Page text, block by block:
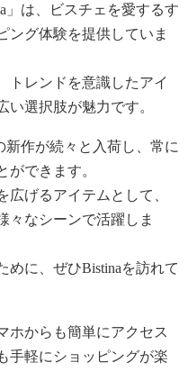
」は、ビスチェを愛するす
ング体験を提供していま
トレンドを意識したアイ
選択肢が魅力です。
新作が続々と入荷し、常に
ができます。
広げるアイテムとして、
々なシーンで活躍しま
めに、ぜひBistinaを訪れて
ホからも簡単にアクセス
手軽にショッピングが楽